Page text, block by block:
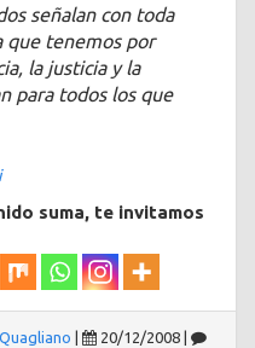
señalan con toda
que tenemos por
la justicia y la
para todos los que
suma, te invitamos
20/12/2008